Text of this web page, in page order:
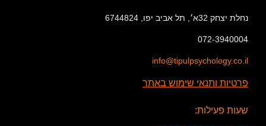
נחלת יצחק 32א׳, תל אביב יפו, 6744824
072-3940004
info@tipulpsychology.co.il
פרטיות ותנאי שימוש באתר
שעות פעילות: